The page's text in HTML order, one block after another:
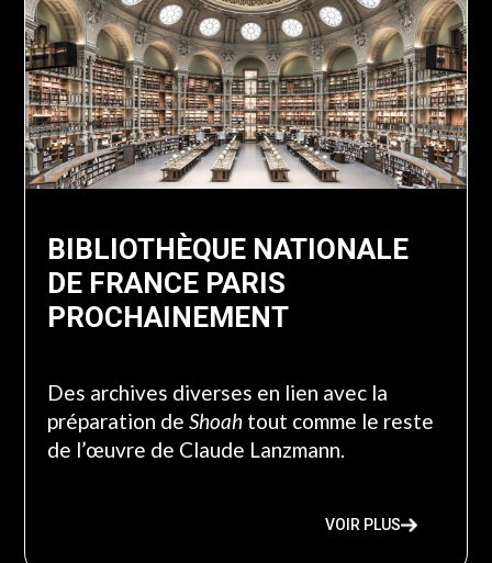
BIBLIOTHÈQUE NATIONALE
DE FRANCE PARIS
PROCHAINEMENT
Des archives diverses en lien avec la
préparation deShoah tout comme le reste
de l’œuvre de Claude Lanzmann.
VOIR PLUS